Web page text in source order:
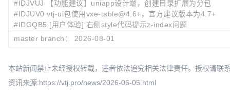
#IDJVUJ 【功能建议】uniapp设计端，创建目录扩展为分包
#IDJUV0 vtj-ui包使用vxe-table@4.6+，官方建议版本为4.7+
#IDGQB5 [用户体验] 右侧style代码提示z-index问题
Last submit:
e8f129af
ci: 👷commit
master branch： 2026-08-01
本站新闻禁止未经授权转载，违者依法追究相关法律责任。授权请联
资讯来源:https://vtj.pro/news/2026-06-05.html